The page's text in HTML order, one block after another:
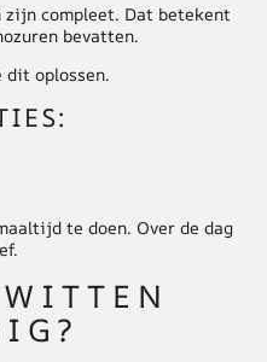
compleet. Dat betekent
bevatten.
dit oplossen.
te doen. Over de dag